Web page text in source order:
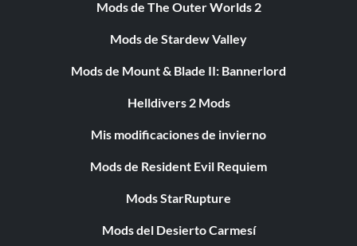
Mods de The Outer Worlds 2
Mods de Stardew Valley
Mods de Mount & Blade II: Bannerlord
Helldivers 2 Mods
Mis modificaciones de invierno
Mods de Resident Evil Requiem
Mods StarRupture
Mods del Desierto Carmesí